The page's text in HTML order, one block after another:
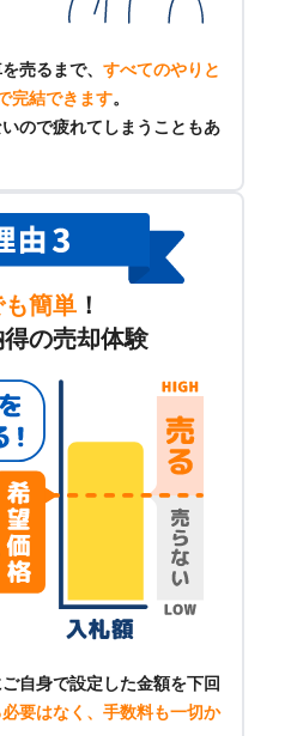
売るまで、 すべてのやりと
完結できます。
ので疲れてしまうこともあ
簡単 ！
の売却体験
自身で設定した金額を下回
要はなく、手数料も一切か